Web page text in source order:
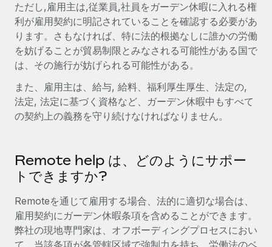
デバイス管理
ITデバイスを世界規模で提供・管理
法人設立
法令順守した法人をスピーディに設立
移住・転勤
従業員の異動をスムーズに
従業員の福利厚生を簡単に管理
グローバル給与処理
EORおよびPEO
契約社員管理
税務
ブログを読む
Remoteの製品アップデート：GustoとXeroの統合お
プラス）
Remoteの使命は、世界のどこにいても、あらゆる規模の企業が
業務に最適な人材を採用し、管理し、給与を支給できるようにす
ただし,雇用主は,従業員,社員をガーデン休暇に入れる権
利が雇用契約に明記されていることを確認する必要があ
ります。さもなければ、特に法的根拠なしに誰かの労働
を妨げることが貿易制限とみなされる可能性がある国で
は、その施行が妨げられる可能性がある。
また、雇用主は、給与, 給料、福利厚生厚生、法定の,
法定, 法定に基づく資格など、ガーデン休暇中もすべて
の契約上の義務を守り続けなければなりません。
Remote help は、どのようにサポー
トできますか?
Remoteを通じて雇用する場合、法的に適切な場合は、
雇用契約にガーデン休暇条項を含めることができます。
弊社の現地専門家は、オフボーディングプロセスにおい
て、当該条項が各管轄区域で強制力を持ち、労働法のベ